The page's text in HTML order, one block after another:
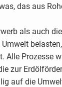
das aus
als auch
Alle Prozesse
zur
auf die